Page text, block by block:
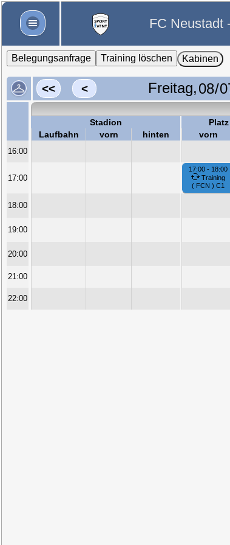
FC Neustadt
Belegungsanfrage Training löschen Kabinen
<< < Freitag,
Stadion
Laufbahn
vorn hinten vorn
16:00
17:00
17:00 - 18:00
Training
( FCN ) C1
18:00
19:00
20:00
21:00
22:00